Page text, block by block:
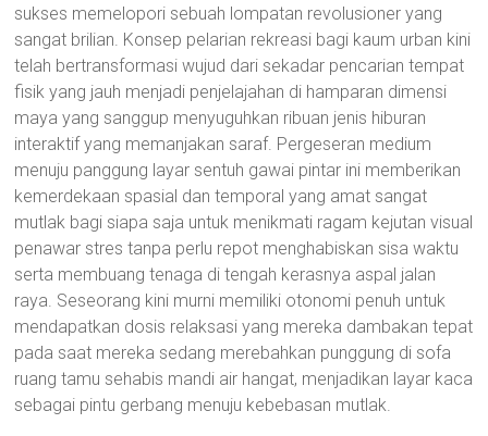
sukses memelopori sebuah lompatan revolusioner yang
sangat brilian. Konsep pelarian rekreasi bagi kaum urban kini
telah bertransformasi wujud dari sekadar pencarian tempat
fisik yang jauh menjadi penjelajahan di hamparan dimensi
maya yang sanggup menyuguhkan ribuan jenis hiburan
interaktif yang memanjakan saraf. Pergeseran medium
menuju panggung layar sentuh gawai pintar ini memberikan
kemerdekaan spasial dan temporal yang amat sangat
mutlak bagi siapa saja untuk menikmati ragam kejutan visual
penawar stres tanpa perlu repot menghabiskan sisa waktu
serta membuang tenaga di tengah kerasnya aspal jalan
raya. Seseorang kini murni memiliki otonomi penuh untuk
mendapatkan dosis relaksasi yang mereka dambakan tepat
pada saat mereka sedang merebahkan punggung di sofa
ruang tamu sehabis mandi air hangat, menjadikan layar kaca
sebagai pintu gerbang menuju kebebasan mutlak.